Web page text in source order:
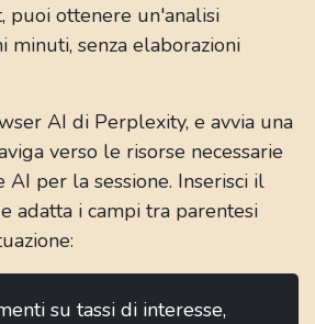
puoi ottenere un'analisi
minuti, senza elaborazioni
AI di Perplexity, e avvia una
verso le risorse necessarie
AI per la sessione. Inserisci il
adatta i campi tra parentesi
su tassi di interesse,